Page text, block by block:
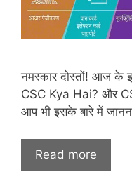
नमस्कार दोस्तों! आज के
CSC Kya Hai? और
आप भी इसके बारे में
Read more